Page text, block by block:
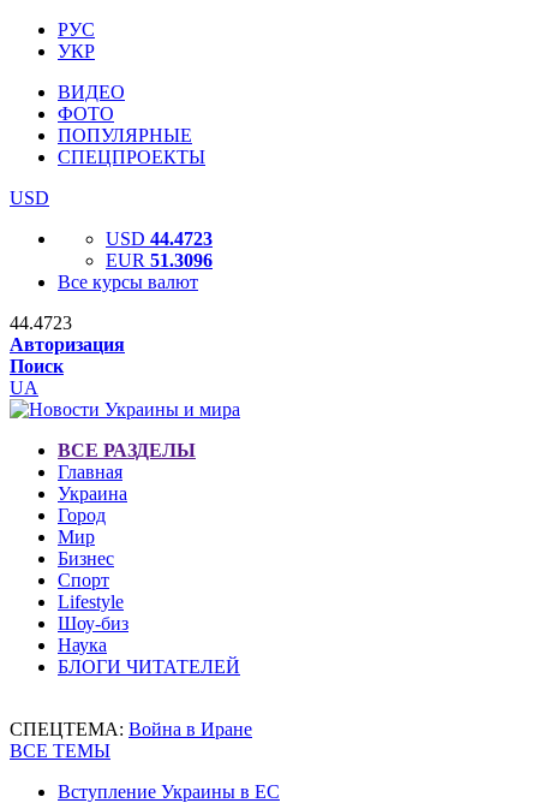
РУС
УКР
ВИДЕО
ФОТО
ПОПУЛЯРНЫЕ
СПЕЦПРОЕКТЫ
USD
USD 44.4723
EUR 51.3096
Все курсы валют
44.4723
Авторизация
Поиск
UA
ВСЕ РАЗДЕЛЫ
Главная
Украина
Город
Мир
Бизнес
Спорт
Lifestyle
Шоу-биз
Наука
БЛОГИ ЧИТАТЕЛЕЙ
СПЕЦТЕМА: Война в Иране
ВСЕ ТЕМЫ
Вступление Украины в ЕС